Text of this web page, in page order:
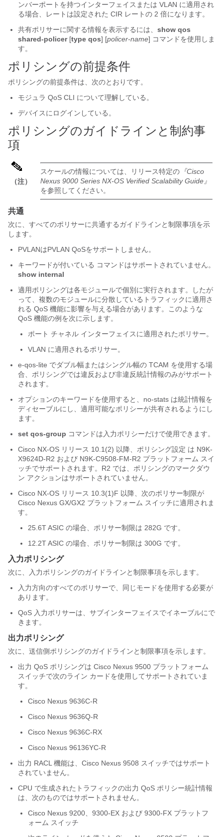
ンバーポートを持つインターフェイスまたは VLAN に適用され
る場合、レートは設定された CIR レートの 2 倍になります。
共有ポリサーに関する情報を表示するには、 show qos
shared-policer[type qos] [policer-name] コマンドを使用しま
す。
ポリシングの前提条件
ポリシングの前提条件は、次のとおりです。
モジュラ QoS CLI について理解している。
デバイスにログインしている。
ポリシングのガイドラインと制約事
項
（注）
スケールの情報については、リリース特定の 『Cisco
Nexus 9000 Series NX-OS Verified Scalability Guide』
を参照してください。
共通
次に、すべてのポリサーに共通するガイドラインと制限事項を示
します。
PVLANはPVLAN QoSをサポートしません。
キーワードが付いている コマンドはサポートされていません。
show internal
適用ポリシングは各モジュールで個別に実行されます。したが
って、複数のモジュールに分散しているトラフィックに適用さ
れる QoS 機能に影響を与える場合があります。このような
QoS 機能の例を次に示します。
ポート チャネル インターフェイスに適用されたポリサー。
VLAN に適用されるポリサー。
e-qos-lite でダブル幅またはシングル幅の TCAM を使用する場
合、ポリシングでは違反および非違反統計情報のみがサポート
されます。
オプションのキーワードを使用すると、no-stats は統計情報を
ディセーブルにし、適用可能なポリシーが共有されるようにし
ます。
set qos-group コマンドは入力ポリシーだけで使用できます。
Cisco NX-OS リリース 10.1(2) 以降、ポリシング設定 は N9K-
X9624D-R2 および N9K-C9508-FM-R2 プラットフォーム スイ
ッチでサポートされます。R2 では、ポリシングのマークダウ
ン アクションはサポートされていません。
Cisco NX-OS リリース 10.3(1)F 以降、次のポリサー制限が
Cisco Nexus GX/GX2 プラットフォーム スイッチに適用されま
す。
25.6T ASIC の場合、ポリサー制限は 282G です。
12.2T ASIC の場合、ポリサー制限は 300G です。
入力ポリシング
次に、入力ポリシングのガイドラインと制限事項を示します。
入力方向のすべてのポリサーで、同じモードを使用する必要が
あります。
QoS 入力ポリサーは、サブインターフェイスでイネーブルにで
きます。
出力ポリシング
次に、送信側ポリシングのガイドラインと制限事項を示します。
出力 QoS ポリシングは Cisco Nexus 9500 プラットフォーム
スイッチで次のライン カードを使用してサポートされていま
す。
Cisco Nexus 9636C-R
Cisco Nexus 9636Q-R
Cisco Nexus 9636C-RX
Cisco Nexus 96136YC-R
出力 RACL 機能は、Cisco Nexus 9508 スイッチではサポート
されていません。
CPU で生成されたトラフィックの出力 QoS ポリシー統計情報
は、次のものではサポートされません。
Cisco Nexus 9200、9300-EX および 9300-FX プラットフ
ォーム スイッチ